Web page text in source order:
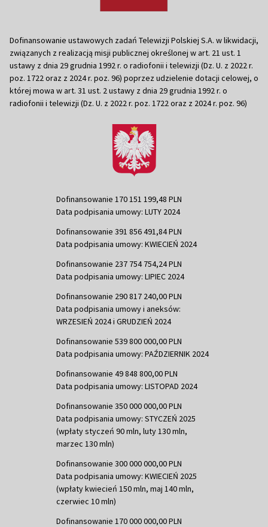
Dofinansowanie ustawowych zadań Telewizji Polskiej S.A. w likwidacji,
związanych z realizacją misji publicznej określonej w art. 21 ust. 1
ustawy z dnia 29 grudnia 1992 r. o radiofonii i telewizji (Dz. U. z 2022 r.
poz. 1722 oraz z 2024 r. poz. 96) poprzez udzielenie dotacji celowej, o
której mowa w art. 31 ust. 2 ustawy z dnia 29 grudnia 1992 r. o
radiofonii i telewizji (Dz. U. z 2022 r. poz. 1722 oraz z 2024 r. poz. 96)
Dofinansowanie 170 151 199,48 PLN
Data podpisania umowy: LUTY 2024
Dofinansowanie 391 856 491,84 PLN
Data podpisania umowy: KWIECIEŃ 2024
Dofinansowanie 237 754 754,24 PLN
Data podpisania umowy: LIPIEC 2024
Dofinansowanie 290 817 240,00 PLN
Data podpisania umowy i aneksów:
WRZESIEŃ 2024 i GRUDZIEŃ 2024
Dofinansowanie 539 800 000,00 PLN
Data podpisania umowy: PAŹDZIERNIK 2024
Dofinansowanie 49 848 800,00 PLN
Data podpisania umowy: LISTOPAD 2024
Dofinansowanie 350 000 000,00 PLN
Data podpisania umowy: STYCZEŃ 2025
(wpłaty styczeń 90 mln, luty 130 mln,
marzec 130 mln)
Dofinansowanie 300 000 000,00 PLN
Data podpisania umowy: KWIECIEŃ 2025
(wpłaty kwiecień 150 mln, maj 140 mln,
czerwiec 10 mln)
Dofinansowanie 170 000 000,00 PLN